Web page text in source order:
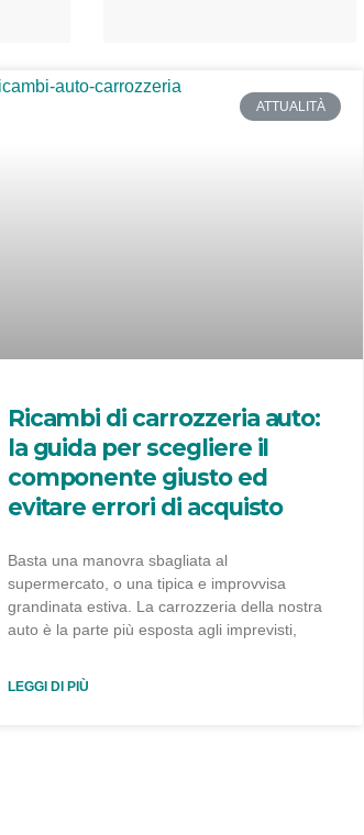
ATTUALITÀ
Ricambi di carrozzeria auto:
la guida per scegliere il
componente giusto ed
evitare errori di acquisto
Basta una manovra sbagliata al
supermercato, o una tipica e improvvisa
grandinata estiva. La carrozzeria della nostra
auto è la parte più esposta agli imprevisti,
LEGGI DI PIÙ